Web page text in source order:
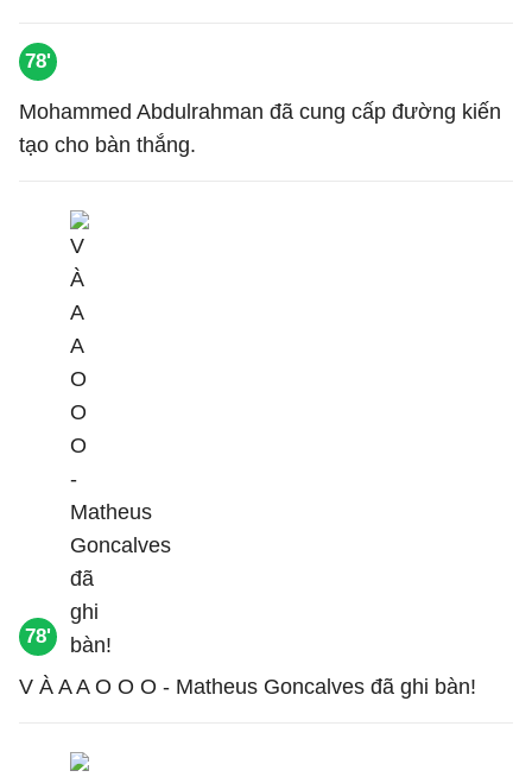
78'
Mohammed Abdulrahman đã cung cấp đường kiến
tạo cho bàn thắng.
78'
V À A A O O O - Matheus Goncalves đã ghi bàn!